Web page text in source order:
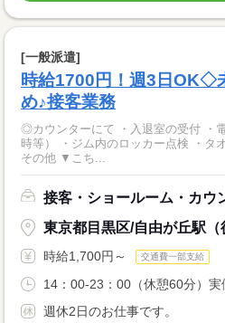
[一般派遣]
時給1700円！週3日OK◇
め♪接客業務
◎カウンターにて ・入退室の受付 ・電話受付 ・予約受付（イベント
時等） ・ジム内のロッカー点検 ・タ
その他 ▼こち...
接客・ショールーム・カウ
東京都目黒区/自由が丘駅（
時給1,700円～ 交通費一部支給
14：00-23：00（休憩60分）実
週休2日のお仕事です。